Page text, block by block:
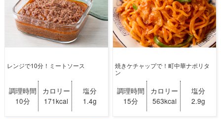
レンジで10分！ミートソース
調理時間
10分
カロリー
171kcal
塩分
1.4g
焼きケチャップで！町中華ナポリタ
ン
調理時間
15分
カロリー
563kcal
塩分
2.9g